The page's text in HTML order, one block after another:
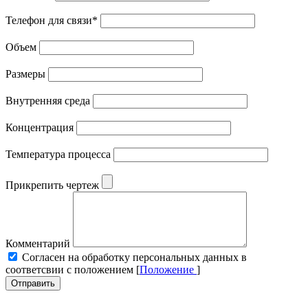
Телефон для связи*
Объем
Размеры
Внутренняя среда
Концентрация
Температура процесса
Прикрепить чертеж
Комментарий
Cогласен на обработку персональных данных в
соответсвии с положением [Положение ]
Отправить